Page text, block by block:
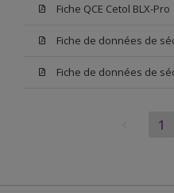
Fiche QCE Cetol BLX-Pro
Fiche de données de
1